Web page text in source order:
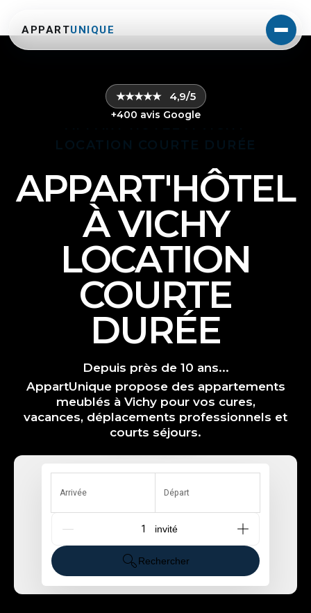
APPARTUNIQUE
★★★★★ 4,9/5
+400 avis Google
LOCATION COURTE DURÉE
APPART'HÔTEL
À VICHY
LOCATION
COURTE
DURÉE
Depuis près de 10 ans...
AppartUnique propose des appartements
meublés à Vichy pour vos cures,
vacances, déplacements professionnels et
courts séjours.
Arrivée Départ
G_People
Rechercher